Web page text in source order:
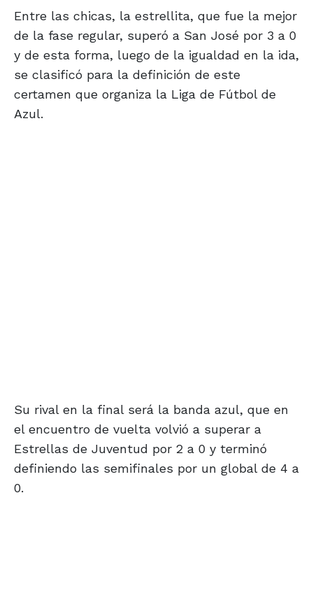
Entre las chicas, la estrellita, que fue la mejor
de la fase regular, superó a San José por 3 a 0
y de esta forma, luego de la igualdad en la ida,
se clasificó para la definición de este
certamen que organiza la Liga de Fútbol de
Azul.
Su rival en la final será la banda azul, que en
el encuentro de vuelta volvió a superar a
Estrellas de Juventud por 2 a 0 y terminó
definiendo las semifinales por un global de 4 a
0.